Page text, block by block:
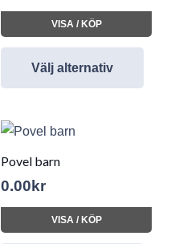
VISA / KÖP
Välj alternativ
Povel barn
0.00 kr
VISA / KÖP